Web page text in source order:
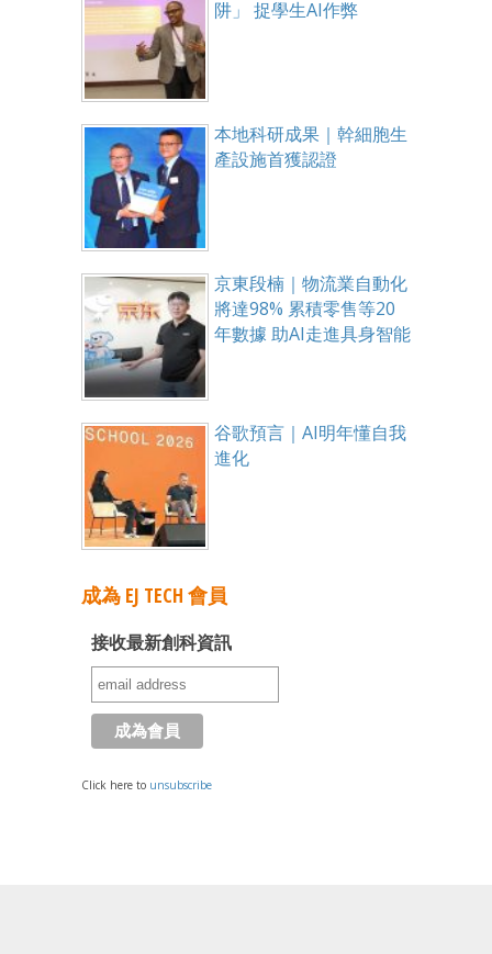
阱」 捉學生AI作弊
本地科研成果｜幹細胞生
產設施首獲認證
京東段楠｜物流業自動化
將達98% 累積零售等20
年數據 助AI走進具身智能
谷歌預言｜AI明年懂自我
進化
成為 EJ TECH 會員
接收最新創科資訊
Click here to unsubscribe